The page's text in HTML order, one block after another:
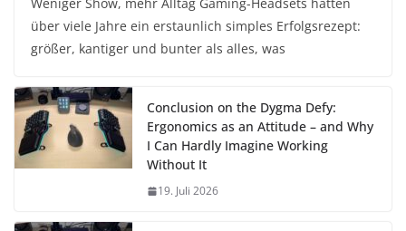
Weniger Show, mehr Alltag Gaming-Headsets hatten
über viele Jahre ein erstaunlich simples Erfolgsrezept:
größer, kantiger und bunter als alles, was
Conclusion on the Dygma Defy:
Ergonomics as an Attitude – and Why
I Can Hardly Imagine Working
Without It
19. Juli 2026